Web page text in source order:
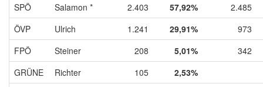
SPÖ Salamon * 2.403 57,92%
2.485
ÖVP
Ulrich 1.241 29,91%
973
FPÖ
Steiner 208 5,01%
342
GRÜNE
Richter 105
2,53%